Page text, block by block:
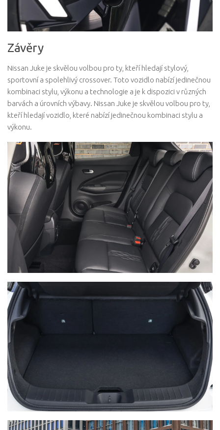
Závěry
Nissan Juke je skvělou volbou pro ty, kteří hledají stylový,
sportovní a spolehlivý crossover. Toto vozidlo nabízí jedinečnou
kombinaci stylu, výkonu a technologie a je k dispozici v různých
barvách a úrovních výbavy. Nissan Juke je skvělou volbou pro ty,
kteří hledají vozidlo, které nabízí jedinečnou kombinaci stylu a
výkonu.